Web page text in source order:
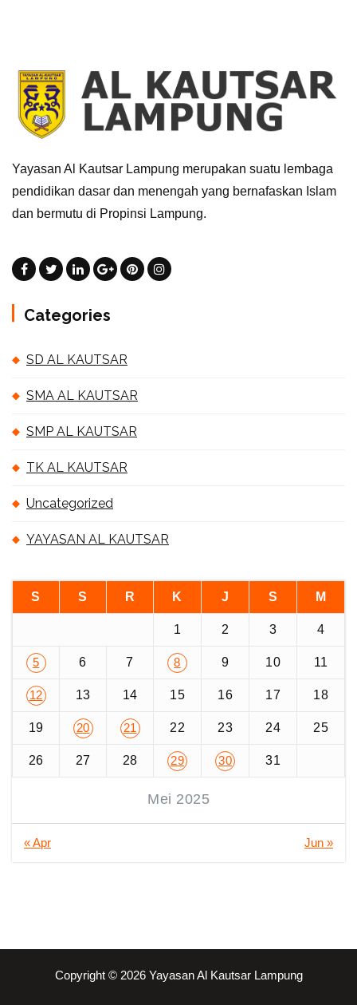
Yayasan Al Kautsar Lampung merupakan suatu lembaga
pendidikan dasar dan menengah yang bernafaskan Islam
dan bermutu di Propinsi Lampung.
Categories
SD AL KAUTSAR
SMA AL KAUTSAR
SMP AL KAUTSAR
TK AL KAUTSAR
Uncategorized
YAYASAN AL KAUTSAR
Mei 2025
S S R K J S M
1 2 3 4
5 6 7 8 9 10 11
12 13 14 15 16 17 18
19 20 21 22 23 24 25
26 27 28 29 30 31
« Apr Jun »
Copyright © 2026 Yayasan Al Kautsar Lampung